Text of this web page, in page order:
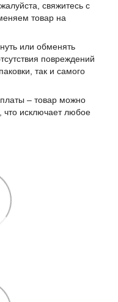
свяжитесь с
товар на
или обменять
повреждений
так и самого
– товар можно
что исключает любое